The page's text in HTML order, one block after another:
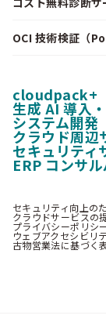
OCI 技術検証（
cloudpack+
生成 AI 導入
システム開発
クラウド周辺
セキュリティ
ERP コンサ
セキュリティ向上の
クラウドサービスの
プライバシーポリシ
ウェブアクセシビリ
古物営業法に基づく